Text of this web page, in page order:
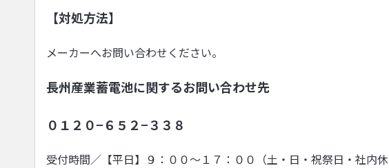
【対処方法】
メーカーへお問い合わせください。
長州産業蓄電池に関するお問い合わせ先
０１２０−６５２−３３８
受付時間／【平日】９：００〜１７：００（土・日・祝祭日・社内休